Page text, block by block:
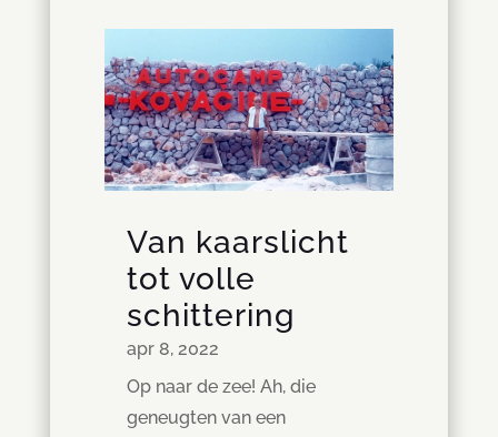
Van kaarslicht
tot volle
schittering
apr 8, 2022
Op naar de zee! Ah, die
geneugten van een